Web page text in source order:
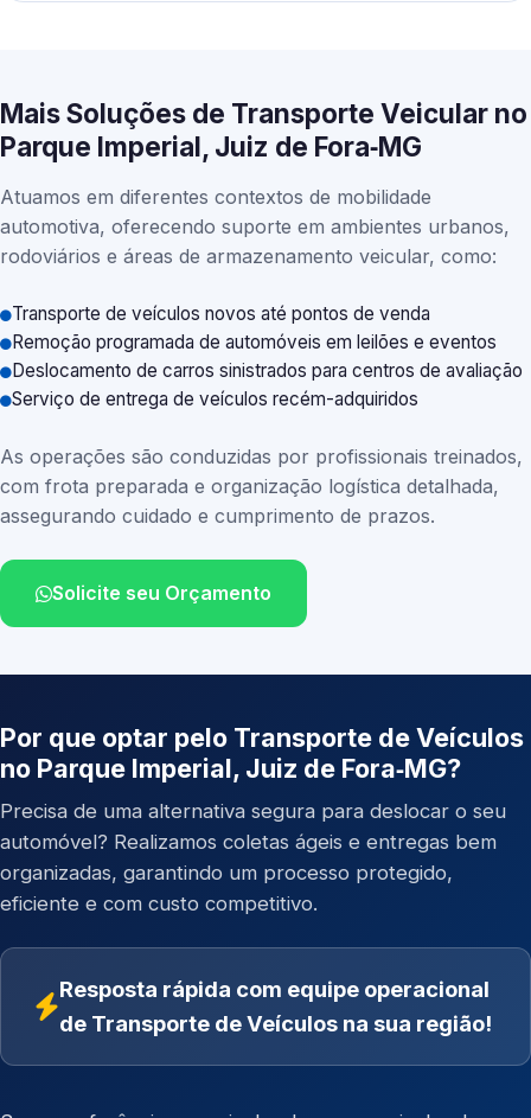
Mais Soluções de Transporte Veicular no
Parque Imperial, Juiz de Fora‑MG
Atuamos em diferentes contextos de mobilidade
automotiva, oferecendo suporte em ambientes urbanos,
rodoviários e áreas de armazenamento veicular, como:
Transporte de veículos novos até pontos de venda
Remoção programada de automóveis em leilões e eventos
Deslocamento de carros sinistrados para centros de avaliação
Serviço de entrega de veículos recém-adquiridos
As operações são conduzidas por profissionais treinados,
com frota preparada e organização logística detalhada,
assegurando cuidado e cumprimento de prazos.
Solicite seu Orçamento
Por que optar pelo Transporte de Veículos
no Parque Imperial, Juiz de Fora‑MG?
Precisa de uma alternativa segura para deslocar o seu
automóvel? Realizamos coletas ágeis e entregas bem
organizadas, garantindo um processo protegido,
eficiente e com custo competitivo.
Resposta rápida com equipe operacional
de Transporte de Veículos na sua região!